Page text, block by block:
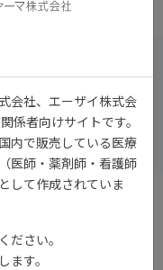
会社、エーザイ株式会
係者向けサイトです。
内で販売している医療
医師・薬剤師・看護師
して作成されていま
ださい。
ます。